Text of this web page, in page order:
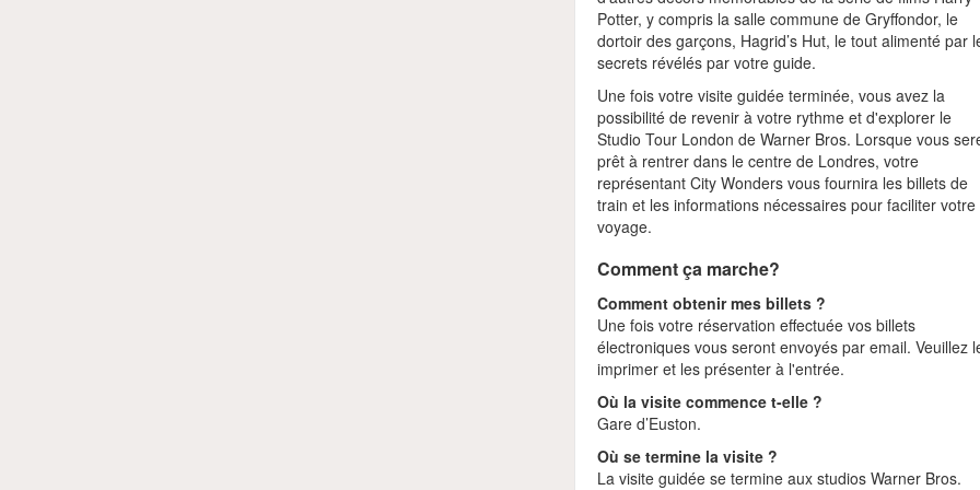
Potter, y compris la salle commune de Gryffondor, le
dortoir des garçons, Hagrid’s Hut, le tout alimenté par
secrets révélés par votre guide.
Une fois votre visite guidée terminée, vous avez la
possibilité de revenir à votre rythme et d'explorer le
Studio Tour London de Warner Bros. Lorsque vous
prêt à rentrer dans le centre de Londres, votre
représentant City Wonders vous fournira les billets de
train et les informations nécessaires pour faciliter votre
voyage.
Comment ça marche?
Comment obtenir mes billets ?
Une fois votre réservation effectuée vos billets
électroniques vous seront envoyés par email. Veuillez
imprimer et les présenter à l'entrée.
Où la visite commence t-elle ?
Gare d’Euston.
Où se termine la visite ?
La visite guidée se termine aux studios Warner Bros.